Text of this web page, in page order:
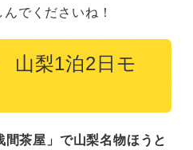
でくださいね！
梨1泊2日モ
間茶屋」で山梨名物ほうと